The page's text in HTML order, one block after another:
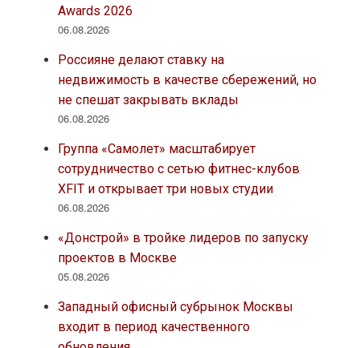
Awards 2026
06.08.2026
Россияне делают ставку на
недвижимость в качестве сбережений, но
не спешат закрывать вклады
06.08.2026
Группа «Самолет» масштабирует
сотрудничество с сетью фитнес-клубов
XFIT и открывает три новых студии
06.08.2026
«Донстрой» в тройке лидеров по запуску
проектов в Москве
05.08.2026
Западный офисный субрынок Москвы
входит в период качественного